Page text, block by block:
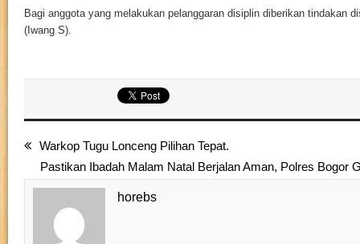
Bagi anggota yang melakukan pelanggaran disiplin diberikan tindakan
(Iwang S).
Warkop Tugu Lonceng Pilihan Tepat.
Pastikan Ibadah Malam Natal Berjalan Aman, Polres Bogor
horebs